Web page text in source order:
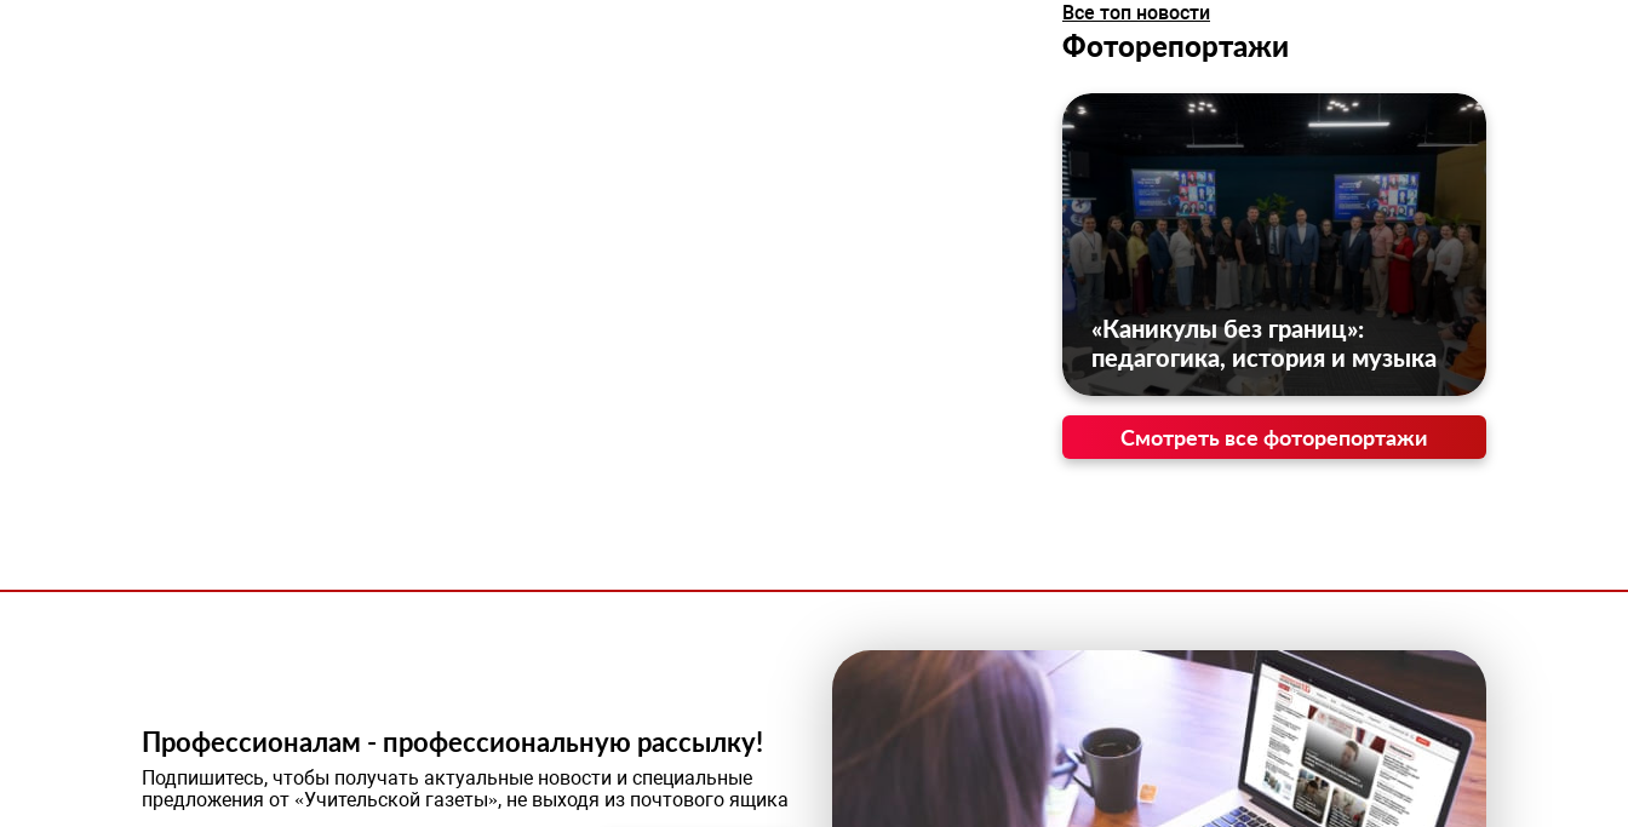
Все топ новости
Фоторепортажи
«Каникулы без границ»:
педагогика, история и музыка
Смотреть все фоторепортажи
Профессионалам - профессиональную рассылку!
Подпишитесь, чтобы получать актуальные новости и специальные
предложения от «Учительской газеты», не выходя из почтового ящика